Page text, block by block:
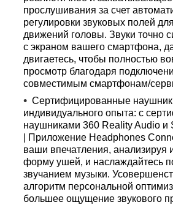
прослушивания за счет
регулировки звуковых полей
движений головы. Звуки точно
с экраном вашего смартфона,
двигаетесь, чтобы полностью
просмотр благодаря
совместимым смартфонам/
Сертифицированные
индивидуального опыта: с
наушниками 360 Reality Audio и
| Приложение Headphones
ваши впечатления, анализируя
форму ушей, и наслаждайтесь
звучанием музыки.
алгоритм персональной
большее ощущение звукового